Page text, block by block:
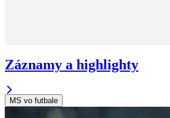
Záznamy a highlighty
MS vo futbale